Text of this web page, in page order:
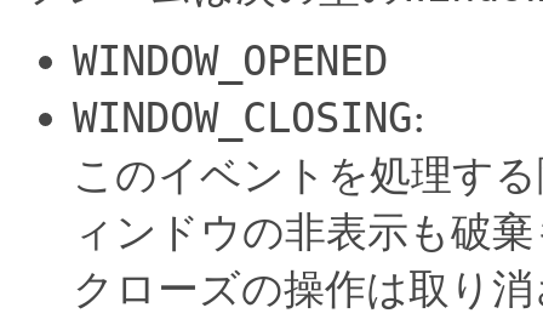
WINDOW_OPENED
WINDOW_CLOSING:
このイベントを処理す
ィンドウの非表示も破
クローズの操作は取り